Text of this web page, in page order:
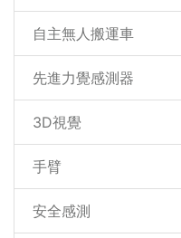
自主無人搬運車
先進力覺感測器
3D視覺
手臂
安全感測